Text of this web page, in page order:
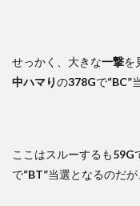
せっかく、大きな一撃を
中ハマりの378Gで“BC”
ここはスルーするも59G
で“BT”当選となるのだ